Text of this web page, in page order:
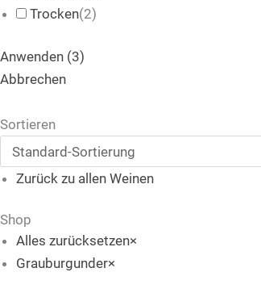
Trocken(2)
Anwenden (3)
Abbrechen
Sortieren
Zurück zu allen Weinen
Shop
Alles zurücksetzen×
Grauburgunder×